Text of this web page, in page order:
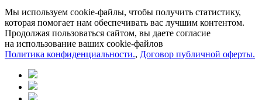
Мы используем cookie-файлы, чтобы получить статистику,
которая помогает нам обеспечивать вас лучшим контентом.
Продолжая пользоваться сайтом, вы даете согласие
на использование ваших cookie-файлов
Политика конфиденциальности., Договор публичной оферты.